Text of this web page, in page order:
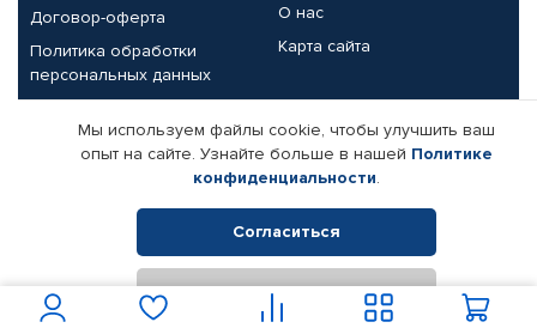
Договор-оферта
Политика обработки
персональных данных
О нас
Карта сайта
Партнерам
Корпоративным клиентам
Поставщикам
Реквизиты компании
© КАМАЗ ЦЕНТР ДОНЕЦК, 2015-2026. Все права защищены.
Интернет-магазин автомобильных товаров Автопрофи.
Мы используем файлы cookie, чтобы улучшить ваш
опыт на сайте. Узнайте больше в нашей Политике
конфиденциальности.
Согласиться
Отклонить